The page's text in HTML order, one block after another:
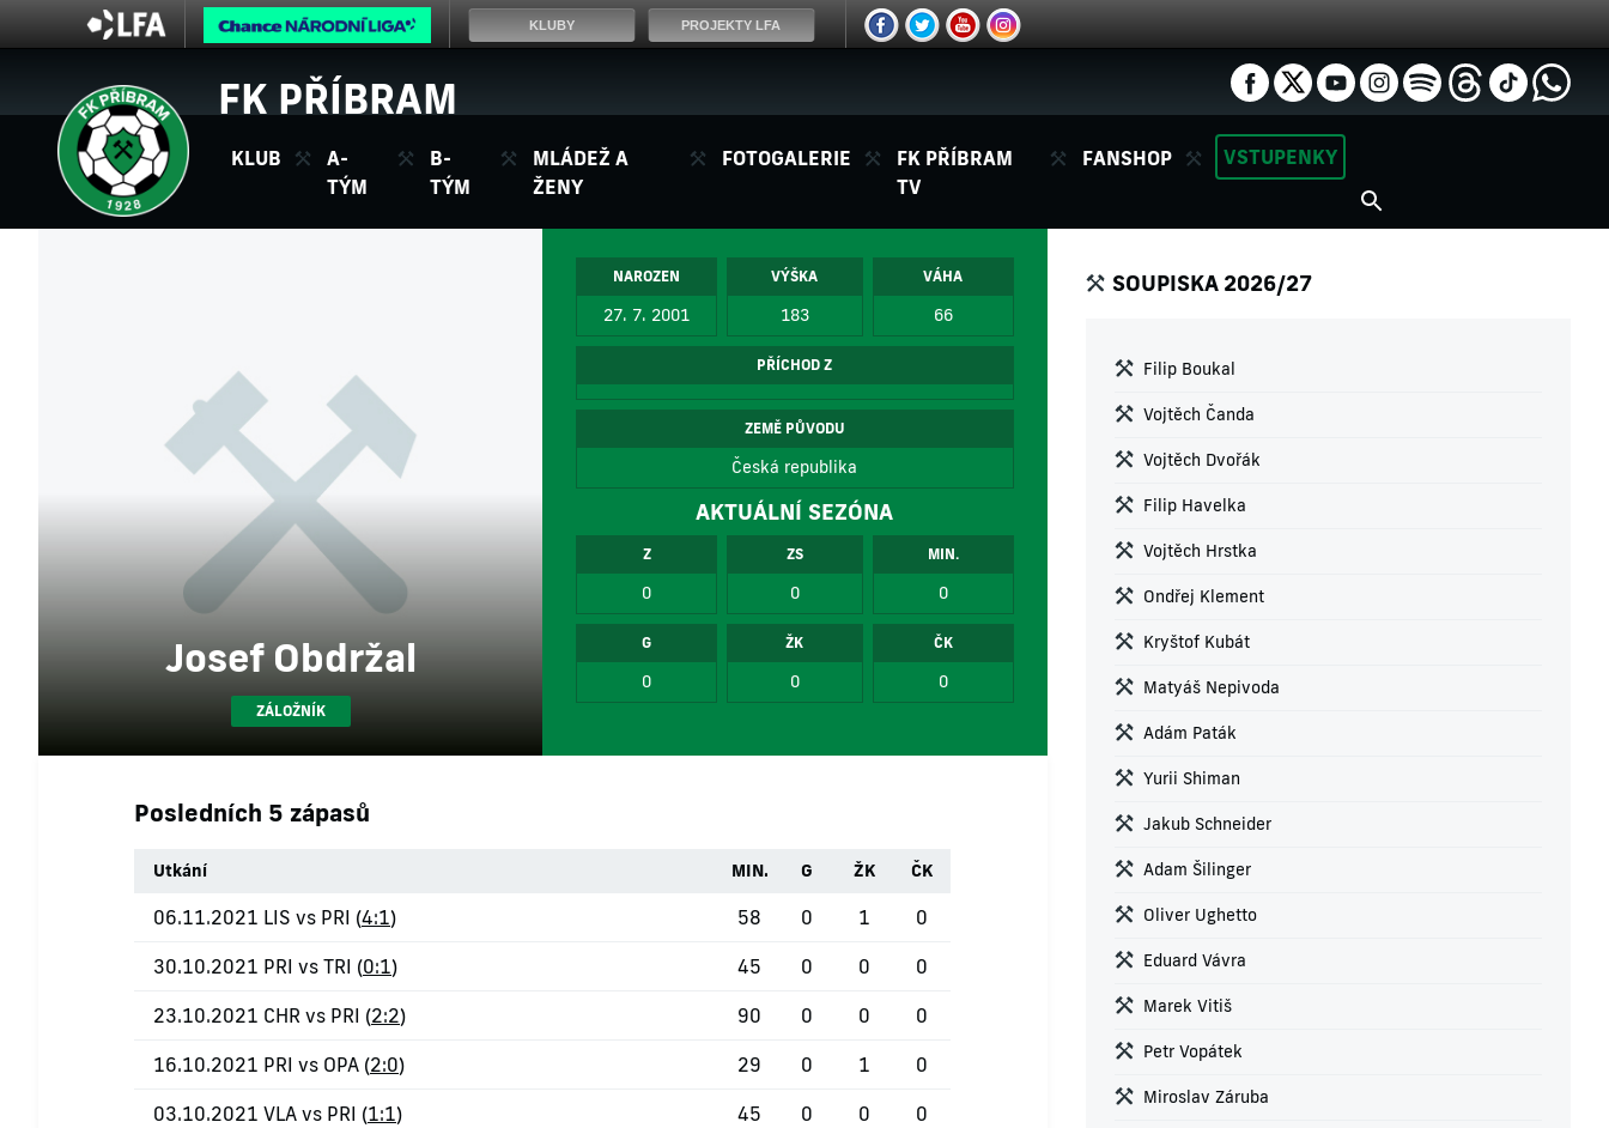
FK PŘÍBRAM
KLUB
A-
TÝM
B-
TÝM
MLÁDEŽ A
ŽENY
FOTOGALERIE
FK PŘÍBRAM
TV
FANSHOP VSTUPENKY
Josef Obdržal
ZÁLOŽNÍK
NAROZEN
27. 7. 2001
VÝŠKA
183
VÁHA
66
PŘÍCHOD Z
ZEMĚ PŮVODU
Česká republika
AKTUÁLNÍ SEZÓNA
Z
0
ZS
0
MIN.
0
G
0
ŽK
0
ČK
0
Posledních 5 zápasů
Utkání MIN. G ŽK ČK
06.11.2021 LIS vs PRI (4:1) 58 0 1 0
30.10.2021 PRI vs TRI (0:1) 45 0 0 0
23.10.2021 CHR vs PRI (2:2) 90 0 0 0
16.10.2021 PRI vs OPA (2:0) 29 0 1 0
03.10.2021 VLA vs PRI (1:1) 45 0 0 0
SOUPISKA 2026/27
Filip Boukal
Vojtěch Čanda
Vojtěch Dvořák
Filip Havelka
Vojtěch Hrstka
Ondřej Klement
Kryštof Kubát
Matyáš Nepivoda
Adám Paták
Yurii Shiman
Jakub Schneider
Adam Šilinger
Oliver Ughetto
Eduard Vávra
Marek Vitiš
Petr Vopátek
Miroslav Záruba
KLUBY PROJEKTY LFA